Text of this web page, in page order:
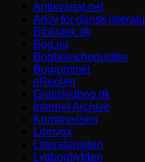
Antikvariat.net
Arkiv for dansk
Bibliotek.dk
Bog.nu
Bogbrancheguiden
Bogrummet
eReolen
Gratislydbog.dk
Internet Archive
Krimimessen
Librivox
Litteratursiden
Lydboghylden